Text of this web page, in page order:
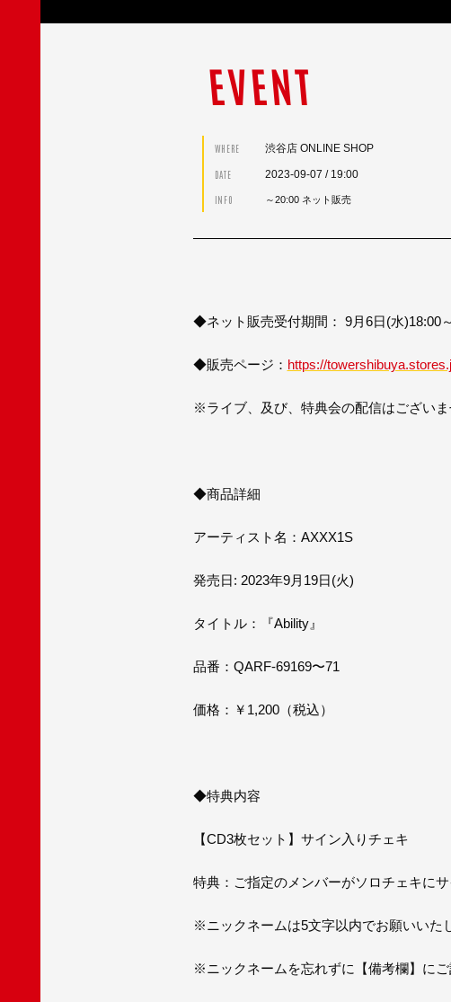
EVENT
WHERE 渋谷店 ONLINE SHOP
DATE 2023-09-07 / 19:00
INFO ～20:00 ネット販売
◆ネット販売受付期間： 9月6日(水)18:00
◆販売ページ： https://
※ライブ、及び、特典会の配信はございま
◆商品詳細
アーティスト名：AXXX1S
発売日: 2023年9月19日(火)
タイトル：『Ability』
品番：QARF-69169〜71
価格：￥1,200（税込）
◆特典内容
【CD3枚セット】サイン入りチェキ
特典：ご指定のメンバーがソロチェキに
※ニックネームは5文字以内でお願いいた
※ニックネームを忘れずに【備考欄】にご